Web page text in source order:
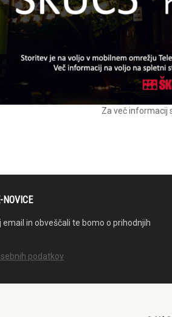
Za več informacij
NOVICE
email in obveščali te bomo o prihodnjih
podatkov